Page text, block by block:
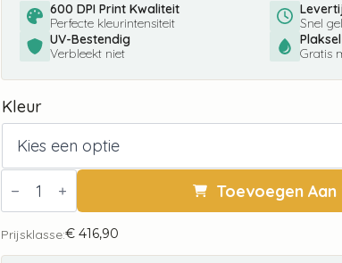
600 DPI Print Kwaliteit
Perfecte kleurintensiteit
UV-Bestendig
Verbleekt niet
Snel
Gratis
Kleur
Fotobehang
Hong
Kong
Love
CL63A
Toevoegen
Prijsklasse:€ 416,90